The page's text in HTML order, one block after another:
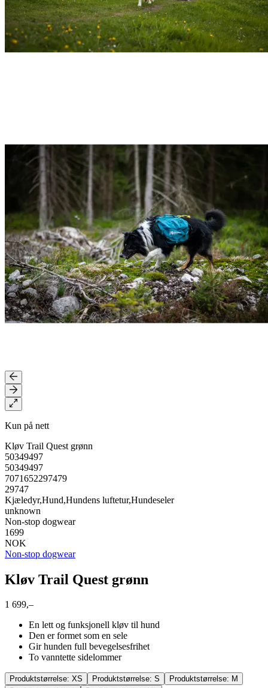
Kun på nett
Kløv Trail Quest grønn
50349497
50349497
7071652297479
29747
Kjæledyr,Hund,Hundens luftetur,Hundeseler
unknown
Non-stop dogwear
1699
NOK
Non-stop dogwear
Kløv Trail Quest grønn
1 699,–
En lett og funksjonell kløv til hund
Den er formet som en sele
Gir hunden full bevegelsesfrihet
To vanntette sidelommer
Produktstørrelse: XS Produktstørrelse: S Produktstørrelse: M